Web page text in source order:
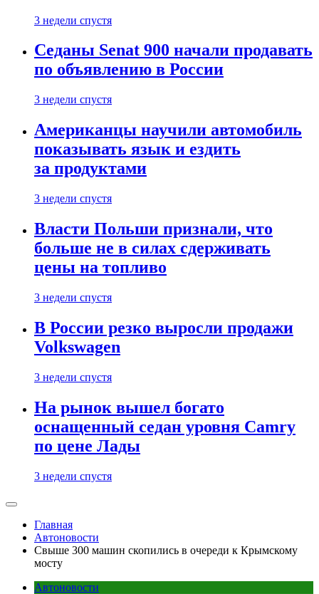
3 недели спустя
Седаны Senat 900 начали продавать
по объявлению в России
3 недели спустя
Американцы научили автомобиль
показывать язык и ездить
за продуктами
3 недели спустя
Власти Польши признали, что
больше не в силах сдерживать
цены на топливо
3 недели спустя
В России резко выросли продажи
Volkswagen
3 недели спустя
На рынок вышел богато
оснащенный седан уровня Camry
по цене Лады
3 недели спустя
Главная
Автоновости
Свыше 300 машин скопились в очереди к Крымскому
мосту
Автоновости